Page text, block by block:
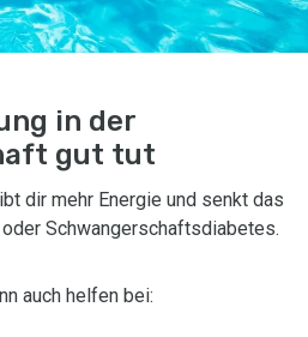
in der
gut tut
dir mehr Energie und senkt das
Schwangerschaftsdiabetes.
auch helfen bei: